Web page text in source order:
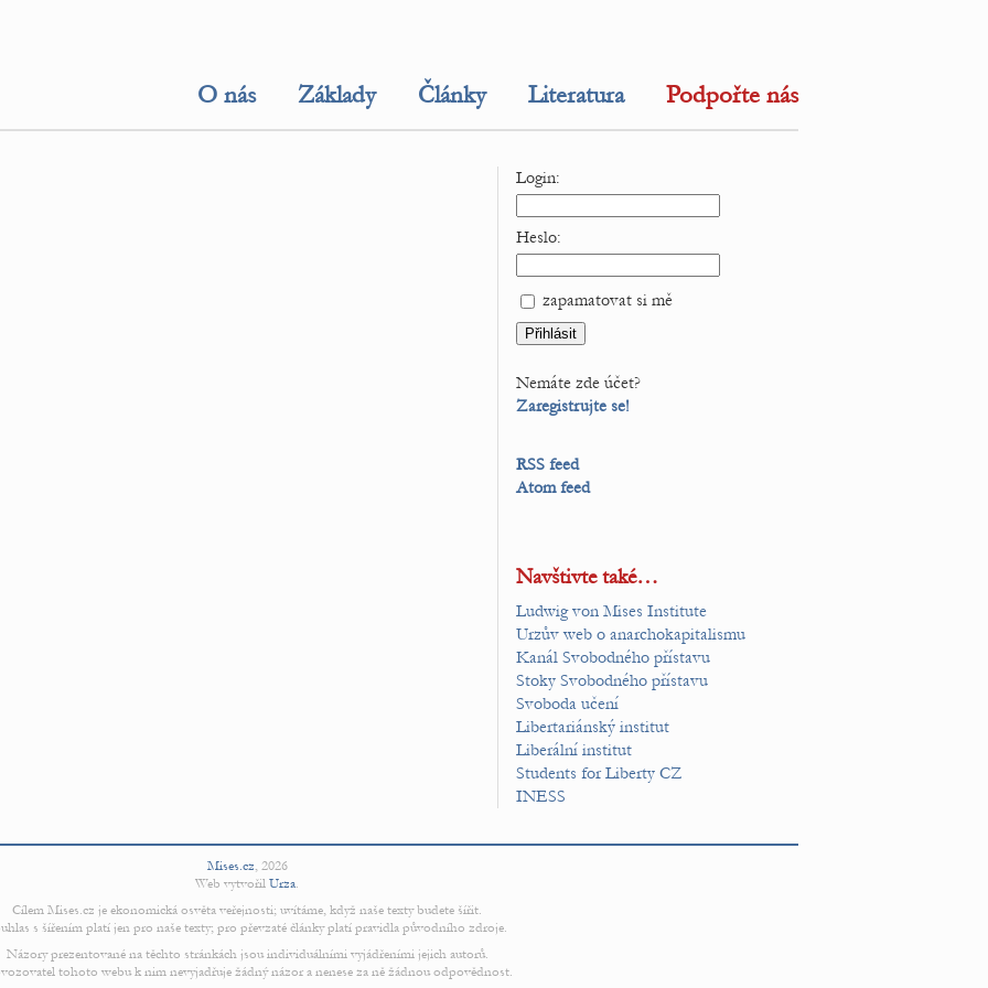
O nás Základy Články Literatura Podpořte nás
Login:
Heslo:
zapamatovat si mě
Nemáte zde účet?
Zaregistrujte se!
RSS feed
Atom feed
Navštivte také…
Ludwig von Mises Institute
Urzův web o anarchokapitalismu
Kanál Svobodného přístavu
Stoky Svobodného přístavu
Svoboda učení
Libertariánský institut
Liberální institut
Students for Liberty CZ
INESS
Mises.cz, 2026
Web vytvořil Urza.
Cílem Mises.cz je ekonomická osvěta veřejnosti; uvítáme, když naše texty budete šířit.
s šířením platí jen pro naše texty; pro převzaté články platí pravidla původního zdroje.
Názory prezentované na těchto stránkách jsou individuálními vyjádřeními jejich autorů.
tohoto webu k nim nevyjadřuje žádný názor a nenese za ně žádnou odpovědnost.